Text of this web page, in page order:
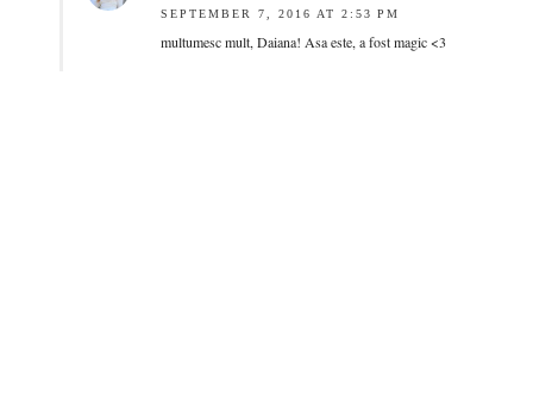
SEPTEMBER 7, 2016 AT 2:53 PM
multumesc mult, Daiana! Asa este, a fost magic <3